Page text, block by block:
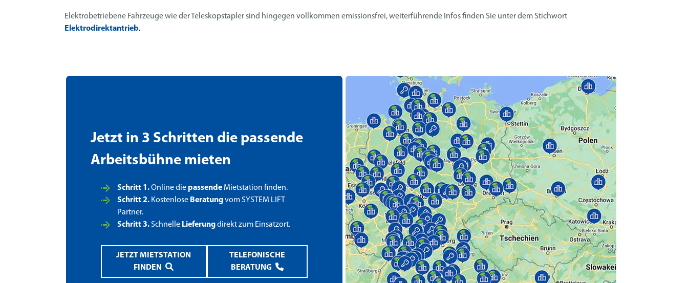
Elektrobetriebene Fahrzeuge wie der Teleskopstapler sind hingegen vollkommen emissionsfrei, weiterführende Infos finden Sie unter dem Stichwort
Elektrodirektantrieb.
Jetzt in 3 Schritten die passende
Arbeitsbühne mieten
Schritt 1.Online diepassendeMietstation finden.
Schritt 2. Kostenlose Beratungvom SYSTEM LIFT
Partner.
Schritt 3.Schnelle Lieferungdirekt zum Einsatzort.
JETZT MIETSTATION
FINDEN
TELEFONISCHE
BERATUNG